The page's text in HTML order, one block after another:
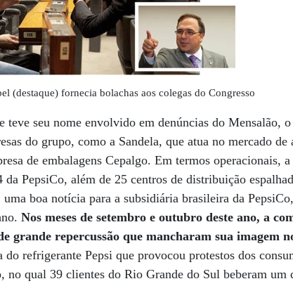
(destaque) fornecia bolachas aos colegas do Congresso
teve seu nome envolvido em denúncias do Mensalão,
do grupo, como a Sandela, que atua no mercado
de embalagens Cepalgo. Em termos operacionais,
da PepsiCo, além de 25 centros de distribuição
boa notícia para a subsidiária brasileira da
Nos meses de setembro e outubro deste ano, a
grande repercussão que mancharam sua imagem
do refrigerante Pepsi que provocou protestos dos
no qual 39 clientes do Rio Grande do Sul beberam um